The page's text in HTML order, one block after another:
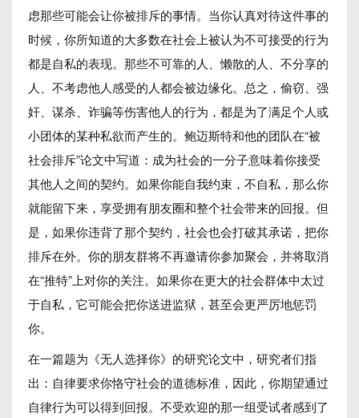
虑那些可能会让你被排斥的事情。当你认真对待这件事的
时候，你所知道的大多数在社会上被认为不可接受的行为
都是自私的表现。那些不可靠的人、懒散的人、不分享的
人、不考虑他人感受的人都会被边缘化。总之，偷窃、强
奸、谋杀、诈骗等伤害他人的行为，都是为了满足个人或
小团体的某种私欲而产生的。鲍迈斯特和他的团队在“被
社会排斥”论文中写道：成为社会的一分子意味着你接受
其他人之间的契约。如果你能自我约束，不自私，那么你
就能留下来，享受拥有朋友圈和整个社会带来的回报。但
是，如果你违背了那个契约，社会也会打破其承诺，把你
排斥在外。你的朋友群将不再邀请你参加聚会，并将取消
在“推特”上对你的关注。如果你在更大的社会群体中太过
于自私，它可能会把你送进监狱，甚至会更严厉地惩罚
你。
在一篇题为《无人选择你》的研究论文中，研究者们指
出：自律要求你恪守社会的道德标准，因此，你期望通过
自律行为可以得到回报。不受欢迎的那一组受试者感到了